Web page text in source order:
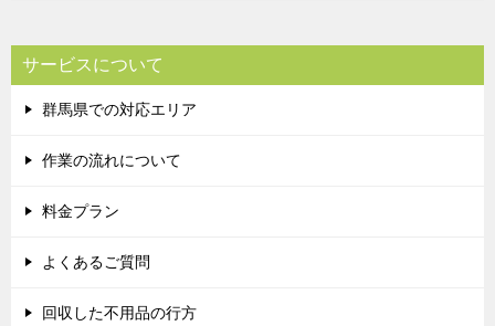
サービスについて
群馬県での対応エリア
作業の流れについて
料金プラン
よくあるご質問
回収した不用品の行方